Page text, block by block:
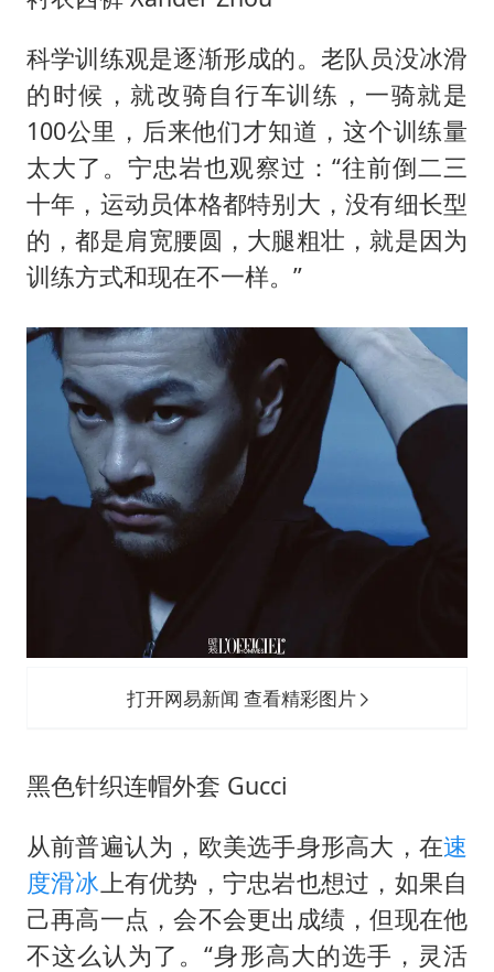
科学训练观是逐渐形成的。老队员没冰滑
的时候，就改骑自行车训练，一骑就是
100公里，后来他们才知道，这个训练量
太大了。宁忠岩也观察过：“往前倒二三
十年，运动员体格都特别大，没有细长型
的，都是肩宽腰圆，大腿粗壮，就是因为
训练方式和现在不一样。”
打开网易新闻 查看精彩图片
黑色针织连帽外套 Gucci
从前普遍认为，欧美选手身形高大，在速
度滑冰 上有优势，宁忠岩也想过，如果自
己再高一点，会不会更出成绩，但现在他
不这么认为了。“身形高大的选手，灵活